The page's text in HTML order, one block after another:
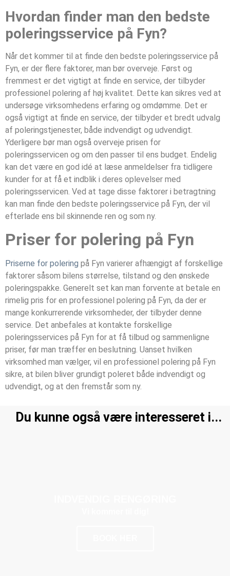
Hvordan finder man den bedste
poleringsservice på Fyn?
Når det kommer til at finde den bedste poleringsservice på
Fyn, er der flere faktorer, man bør overveje. Først og
fremmest er det vigtigt at finde en service, der tilbyder
professionel polering af høj kvalitet. Dette kan sikres ved at
undersøge virksomhedens erfaring og omdømme. Det er
også vigtigt at finde en service, der tilbyder et bredt udvalg
af poleringstjenester, både indvendigt og udvendigt.
Yderligere bør man også overveje prisen for
poleringsservicen og om den passer til ens budget. Endelig
kan det være en god idé at læse anmeldelser fra tidligere
kunder for at få et indblik i deres oplevelser med
poleringsservicen. Ved at tage disse faktorer i betragtning
kan man finde den bedste poleringsservice på Fyn, der vil
efterlade ens bil skinnende ren og som ny.
Priser for polering på Fyn
Priserne for polering på Fyn varierer afhængigt af forskellige
faktorer såsom bilens størrelse, tilstand og den ønskede
poleringspakke. Generelt set kan man forvente at betale en
rimelig pris for en professionel polering på Fyn, da der er
mange konkurrerende virksomheder, der tilbyder denne
service. Det anbefales at kontakte forskellige
poleringsservices på Fyn for at få tilbud og sammenligne
priser, før man træffer en beslutning. Uanset hvilken
virksomhed man vælger, vil en professionel polering på Fyn
sikre, at bilen bliver grundigt poleret både indvendigt og
udvendigt, og at den fremstår som ny.
Du kunne også være interesseret i...